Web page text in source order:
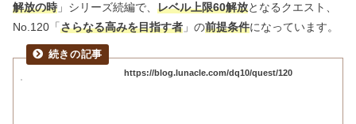
解放の時 」シリーズ続編で、 レベル上限60解放となるクエスト、
No.120「さらなる高みを目指す者 」の前提条件になっています。
https://blog.lunacle.com/dq10/quest/120